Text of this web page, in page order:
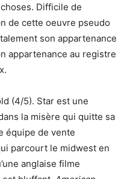
Difficile de
de cette oeuvre pseudo
son appartenance
appartenance au registre
(4/5). Star est une
la misère qui quitte sa
équipe de vente
parcourt le midwest en
anglaise filme